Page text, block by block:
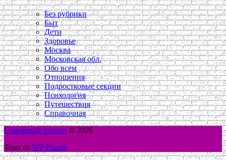
Без рубрики
Быт
Дети
Здоровье
Москва
Московская обл.
Обо всем
Отношения
Подростковые секции
Психология
Путешествия
Справочная
Семейный портал © 2026
Тема от WP Puzzle